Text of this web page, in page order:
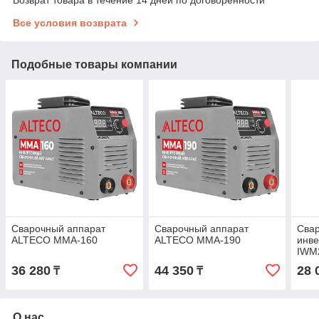
Все условия возврата
Подобные товары компании
Сварочный аппарат
ALTECO MMA-160
36 280 ₸
Сварочный аппарат
ALTECO MMA-190
44 350₸ 28